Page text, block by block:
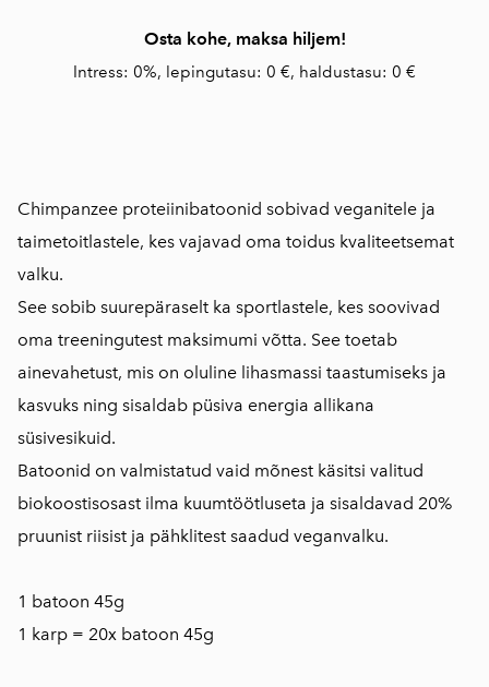
Osta kohe, maksa hiljem!
Intress: 0%, lepingutasu: 0 €, haldustasu: 0 €
Chimpanzee proteiinibatoonid sobivad veganitele ja
taimetoitlastele, kes vajavad oma toidus kvaliteetsemat
valku.
See sobib suurepäraselt ka sportlastele, kes soovivad
oma treeningutest maksimumi võtta. See toetab
ainevahetust, mis on oluline lihasmassi taastumiseks ja
kasvuks ning sisaldab püsiva energia allikana
süsivesikuid.
Batoonid on valmistatud vaid mõnest käsitsi valitud
biokoostisosast ilma kuumtöötluseta ja sisaldavad 20%
pruunist riisist ja pähklitest saadud veganvalku.
1 batoon 45g
1 karp = 20x batoon 45g